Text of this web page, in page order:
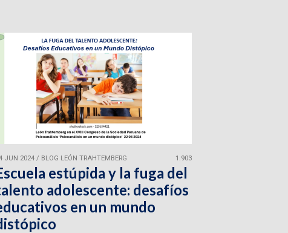
JUN 2024/ BLOG LEÓN TRAHTEMBERG 1.903
estúpida y la fuga del
adolescente: desafíos
en un mundo